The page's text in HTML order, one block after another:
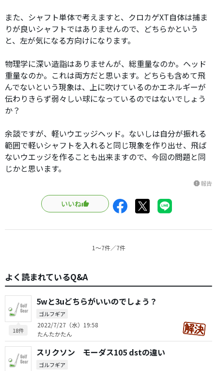
また、シャフト単体で考えますと、クロカゲXT自体は捕ま
りが良いシャフトではありませんので、どちらかという
と、左が気になる方向けになります。
物理学に深い造詣はありませんが、総重量なのか。ヘッド
重量なのか。これは両方だと思います。どちらも含めて飛
んでないという現象は、上に吹けているのかエネルギーが
伝わりきらず弱々しい球になっているのではないでしょう
か？
余談ですが、軽いウエッジヘッド。ないしは自分が振れる
範囲で軽いシャフトを入れると同じ現象を作り出せ、飛ば
ないウエッジを作ることも出来ますので、今回の問題と同
じかと思います。
report報告
いいね
1〜7件／7件
よく読まれているQ&A
18件
5wと3uどちらがいいのでしょう？
ゴルフギア
2022/7/27（水）19:58
たんたかたん
スリクソン モーダス105 dstの違い
ゴルフギア